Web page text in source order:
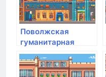
Поволжская
гуманитарная
академия